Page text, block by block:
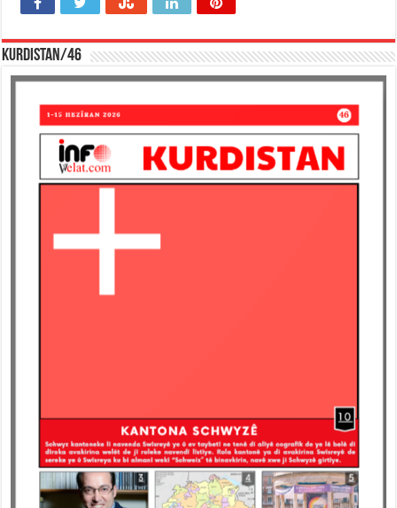
KURDISTAN/46